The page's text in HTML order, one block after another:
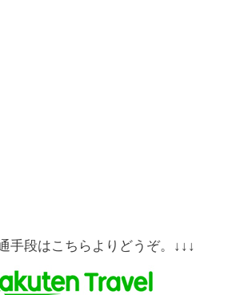
手段はこちらよりどうぞ。↓↓↓